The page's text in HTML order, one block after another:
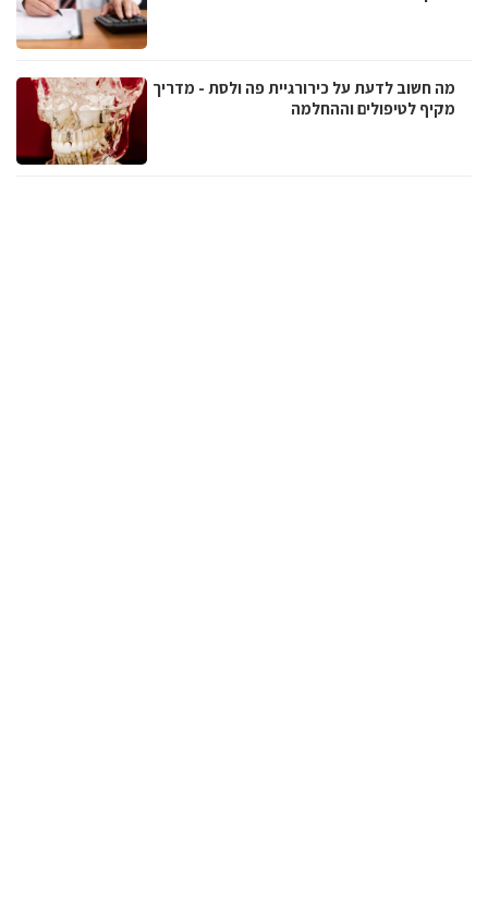
מה חשוב לדעת על כירורגיית פה ולסת - מדריך
מקיף לטיפולים וההחלמה